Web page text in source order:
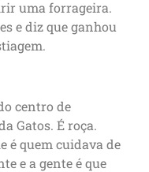
uma forrageira.
e diz que ganhou
centro de
Gatos. É roça.
é quem cuidava de
e a gente é que